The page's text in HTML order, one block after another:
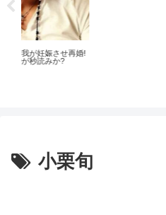
篠原ともえのシノラーファッショ
ンが再ブーム!すっぴん顔は美人?
小栗旬